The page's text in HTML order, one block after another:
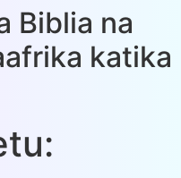
Biblia na
katika